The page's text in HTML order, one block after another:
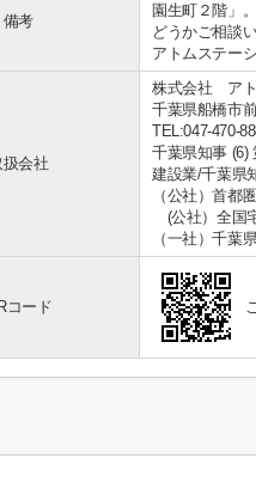
備考
園生町２階」
どうかご相談
アトムステー
扱会社
株式会社 ア
千葉県船橋市
TEL:047-470-
千葉県知事 (6)
建設業/千葉県
（公社）首都
(公社）全国
（一社）千葉
コード